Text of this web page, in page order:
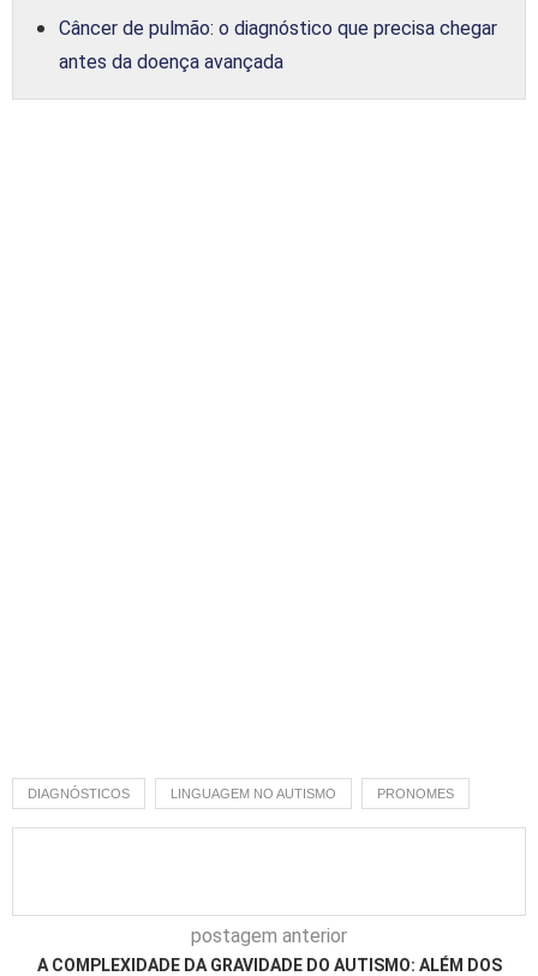
Câncer de pulmão: o diagnóstico que precisa chegar
antes da doença avançada
DIAGNÓSTICOS LINGUAGEM NO AUTISMO PRONOMES
postagem anterior
A COMPLEXIDADE DA GRAVIDADE DO AUTISMO: ALÉM DOS